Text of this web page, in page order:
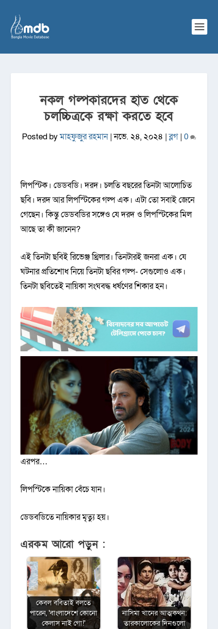
নকল গল্পকারদের হাত থেকে
চলচ্চিত্রকে রক্ষা করতে হবে
Posted byমাহফুজুর রহমান|নভে. ২৪, ২০২৪ |ব্লগ | 0
লিপ‌স্টিক। ডেডব‌ডি। দরদ। চল‌তি বছ‌রের তিনটা আ‌লো‌চিত
ছ‌বি। দর‌দ আর লিপ‌স্টি‌কের গল্প এক। এটা তো সবাই জে‌নে
গে‌ছেন। কিন্তু ডেডব‌ডির স‌ঙ্গেও যে দরদ ও লিপ‌স্টি‌কের মিল
আ‌ছে তা কী জা‌নেন?
এই তিনটা ছ‌বিই রি‌ভেঞ্জ থ্রিলার। তিনটারই জনরা এক। যে
ঘটনার প্রতি‌শোধ নি‌য়ে তিনটা ছ‌বির গল্প- সেগু‌লোও এক।
তিনটা ছ‌বি‌তেই না‌য়িকা সংঘবদ্ধ ধর্ষণের শিকার হন।
এরপর…
লিপ‌স্টি‌কে না‌য়িকা বেঁচে যান।
ডেডব‌ডি‌তে না‌য়িকার মৃত্যু হয়।
এরকম আরো পড়ুন :
কেবল ব‌বিতাই বলতে
পা‌রেন, 'বাংলাদেশে কোনো
কেলাস নাই গো!'
নাসিমা খানের আত্মকথন:
তারকালোকের দিনগুলো